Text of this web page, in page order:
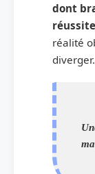
dont
réalité
diverger.